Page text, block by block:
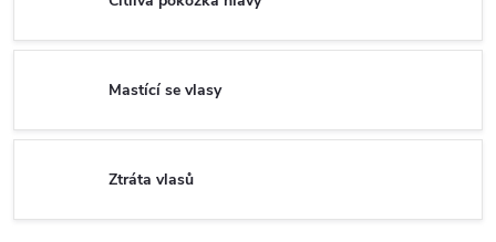
Mastící se vlasy
Ztráta vlasů